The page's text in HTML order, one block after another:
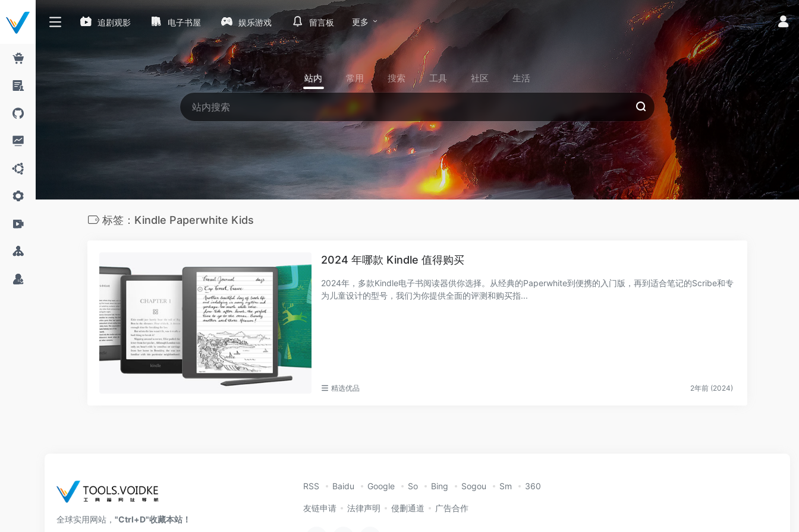
追剧观影 电子书屋 娱乐游戏 留言板 更多
站内 常用 搜索 工具 社区 生活
标签：Kindle Paperwhite Kids
2024 年哪款 Kindle 值得购买
2024年，多款Kindle电子书阅读器供你选择。从经典的Paperwhite到便携的入门版，再到适合笔记的Scribe和专
为儿童设计的型号，我们为你提供全面的评测和购买指...
精选优品 2年前 (2024)
全球实用网站， "Ctrl+D"收藏本站！
RSS Baidu Google So Bing Sogou Sm 360
友链申请 法律声明 侵删通道 广告合作